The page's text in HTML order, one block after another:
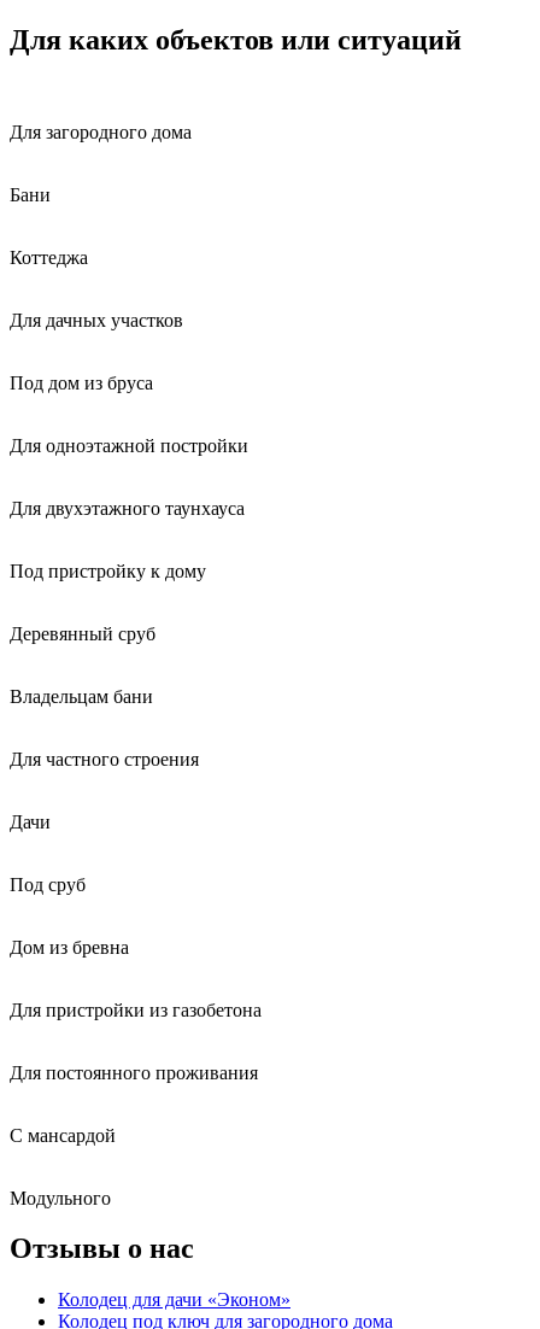
Для каких объектов или ситуаций
Для загородного дома
Бани
Коттеджа
Для дачных участков
Под дом из бруса
Для одноэтажной постройки
Для двухэтажного таунхауса
Под пристройку к дому
Деревянный сруб
Владельцам бани
Для частного строения
Дачи
Под сруб
Дом из бревна
Для пристройки из газобетона
Для постоянного проживания
С мансардой
Модульного
Отзывы о нас
Колодец для дачи «Эконом»
Колодец под ключ для загородного дома